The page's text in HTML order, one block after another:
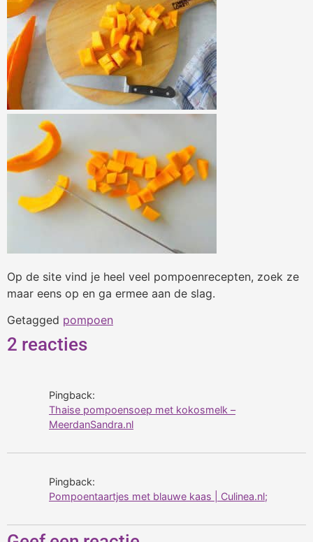
Op de site vind je heel veel pompoenrecepten, zoek ze
maar eens op en ga ermee aan de slag.
Getagged pompoen
2 reacties
Pingback:
Thaise pompoensoep met kokosmelk –
MeerdanSandra.nl
Pingback:
Pompoentaartjes met blauwe kaas | Culinea.nl;